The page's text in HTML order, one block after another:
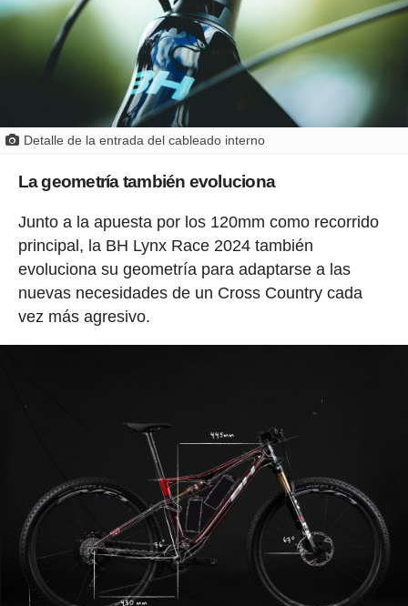
Detalle de la entrada del cableado interno
La geometría también evoluciona
Junto a la apuesta por los 120mm como recorrido
principal, la BH Lynx Race 2024 también
evoluciona su geometría para adaptarse a las
nuevas necesidades de un Cross Country cada
vez más agresivo.